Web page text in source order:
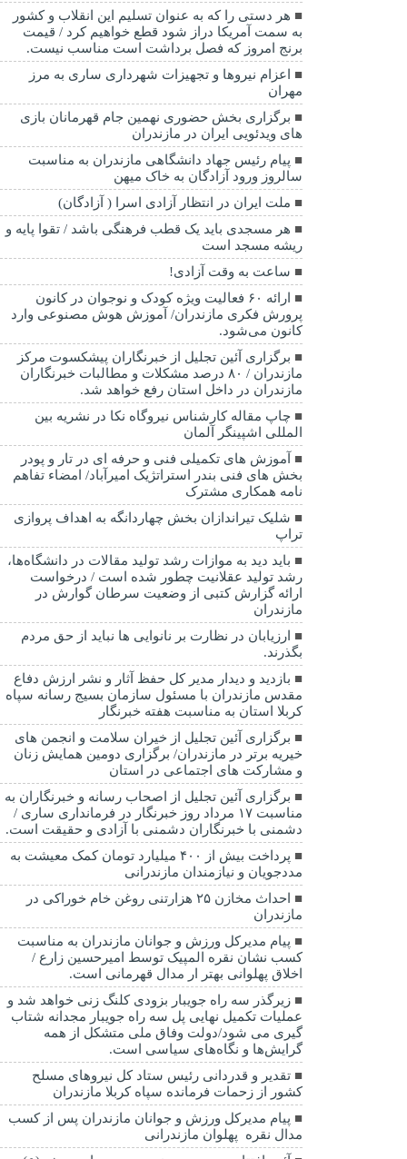
هر دستی را که به عنوان تسلیم این انقلاب و کشور
به سمت آمريکا دراز شود قطع خواهیم کرد / قیمت
برنج امروز که فصل برداشت است مناسب نیست.
اعزام نیروها و تجهیزات شهرداری ساری به مرز
مهران
برگزاری بخش حضوری نهمین جام قهرمانان بازی
های ویدئویی ایران در مازندران
پیام رئیس جهاد دانشگاهی مازندران به مناسبت
سالروز ورود آزادگان به خاک میهن
ملت ایران در انتظار آزادی اسرا ( آزادگان)
هر مسجدی باید یک قطب فرهنگی باشد / تقوا پایه و
ریشه مسجد است
ساعت به وقت آزادی!
ارائه ۶۰ فعالیت ویژه کودک و نوجوان در کانون
پرورش فکری مازندران/ آموزش هوش مصنوعی وارد
کانون می‌شود.
برگزاری آئین تجلیل از خبرنگاران پیشکسوت مرکز
مازندران / ۸۰ درصد مشکلات و مطالبات خبرنگاران
مازندران در داخل استان رفع خواهد شد.
چاپ مقاله کارشناس نيروگاه نكا در نشریه بین
المللی اشپینگر آلمان
آموزش های تکمیلی فنی و حرفه ای در تار و پودر
بخش های فنی بندر استراتژیک امیرآباد/ امضاء تفاهم
نامه همکاری مشترک
شلیک تیراندازان بخش چهاردانگه به اهداف پروازی
تراپ
باید دید به موازات رشد تولید مقالات در دانشگاه‌ها،
رشد تولید عقلانیت چطور شده است / درخواست
ارائه گزارش کتبی از وضعیت سرطان گوارش در
مازندران
ارزیابان در نظارت بر نانوایی ها نباید از حق مردم
بگذرند.
بازدید و دیدار مدیر کل حفظ آثار و نشر ارزش دفاع
مقدس مازندران با مسئول سازمان بسیج رسانه سپاه
کربلا استان به مناسبت هفته خبرنگار
برگزاری آئین تجلیل از خیران سلامت و انجمن های
خیریه برتر در مازندران/ برگزاری دومین همایش زنان
و مشارکت های اجتماعی در استان
برگزاری آئین تجلیل از اصحاب رسانه و خبرنگاران به
مناسبت ۱۷ مرداد روز خبرنگار در فرمانداری ساری /
دشمنی با خبرنگاران دشمنی با آزادی و حقیقت است.
پرداخت بیش از ۴۰۰ میلیارد تومان کمک معیشت به
مددجویان و نیازمندان مازندرانی
احداث مخازن ۲۵ هزارتنی روغن خام خوراکی در
مازندران
پیام مدیرکل ورزش و جوانان مازندران به مناسبت
کسب نشان نقره المپیک توسط امیرحسین زارع /
اخلاق پهلوانی بهتر ار مدال قهرمانی است.
زیرگذر سه راه جویبار بزودی کلنگ زنی خواهد شد و
عملیات تکمیل نهایی پل سه راه جویبار مجدانه شتاب
گیری می شود/دولت وفاق ملی متشکل از همه
گرایش‌ها و نگاه‌های سیاسی است.
تقدیر و قدردانی رئیس ستاد کل نیرو‌های مسلح
کشور از زحمات فرمانده سپاه کربلا مازندران
پیام مدیرکل ورزش و جوانان مازندران پس از کسب
مدال نقره پهلوان مازندرانی